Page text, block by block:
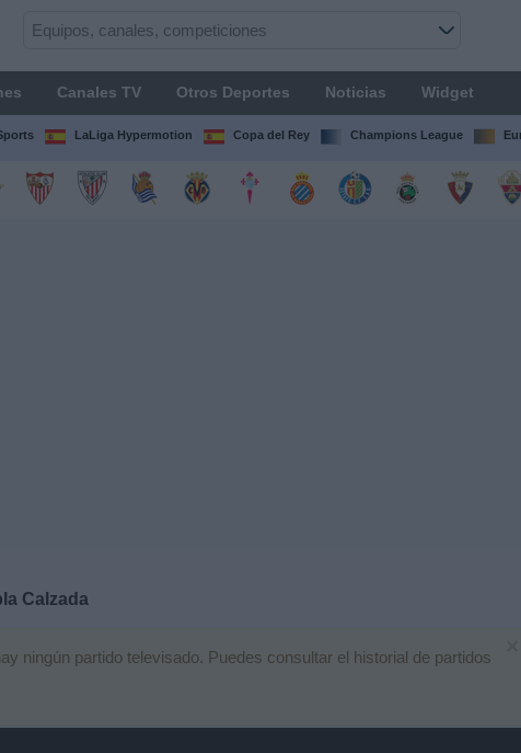
Canales TV Otros Deportes Noticias Widget
LaLiga Hypermotion Copa del Rey Champions League
Calzada
ningún partido televisado. Puedes consultar el historial de partidos